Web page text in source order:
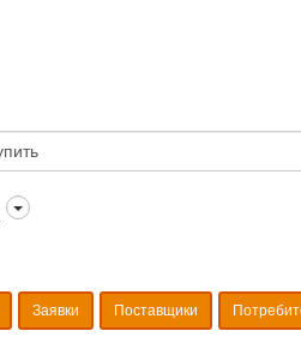
Заявки Поставщики